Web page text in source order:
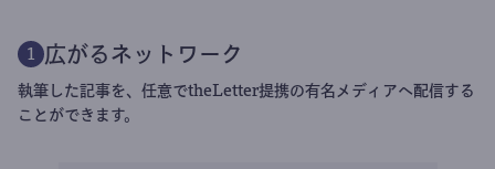
1 広がるネットワーク
執筆した記事を、任意でtheLetter提携の有名メディアへ配信する
ことができます。